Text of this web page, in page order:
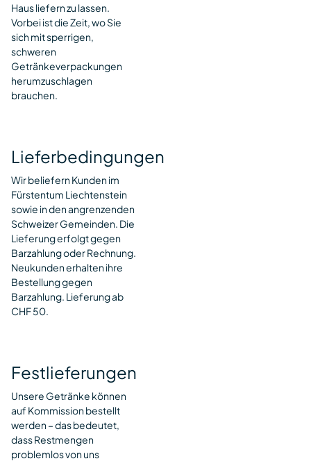
Haus liefern zu lassen.
Vorbei ist die Zeit, wo Sie
sich mit sperrigen,
schweren
Getränkeverpackungen
herumzuschlagen
brauchen.
Lieferbedingungen
Wir beliefern Kunden im
Fürstentum Liechtenstein
sowie in den angrenzenden
Schweizer Gemeinden. Die
Lieferung erfolgt gegen
Barzahlung oder Rechnung.
Neukunden erhalten ihre
Bestellung gegen
Barzahlung. Lieferung ab
CHF 50.
Festlieferungen
Unsere Getränke können
auf Kommission bestellt
werden – das bedeutet,
dass Restmengen
problemlos von uns